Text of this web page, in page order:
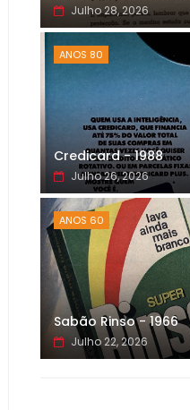
Julho 28, 2026
ANOS 80
Credicard - 1988
Julho 26, 2026
ANOS 60
Sabão Rinso - 1966
Julho 22, 2026